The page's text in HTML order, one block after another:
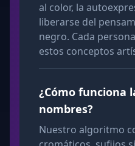
al color, la
liberarse del
negro. Cada
estos conceptos
¿Cómo funciona
nombres?
Nuestro algoritmo